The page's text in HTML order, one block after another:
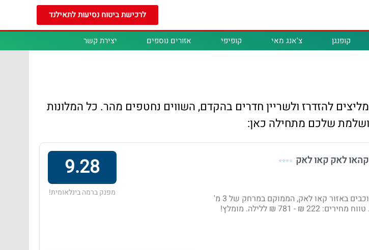
לרכישת ביטוח נסיעות לתאילנד
קופנגן צ'אנג מאי קופיפי אזורים נוספים יצירת קשר
מושלם. אנו ממליצים להזדרז ולשריין חדרים בהקדם, השווים נחטפים מהר. כל המלונות
שלכם מתחילה כאן:
קהאו לאק קאו לאק ⭐⭐⭐⭐
מלון בדירוג 4 כוכבים באזור קאו לאק, הממוקם במרחק של 3 מ'
₪ - ‏781 ₪ ללילה. מומלץ!
9.28
מפנק ברמה בינלאומית!